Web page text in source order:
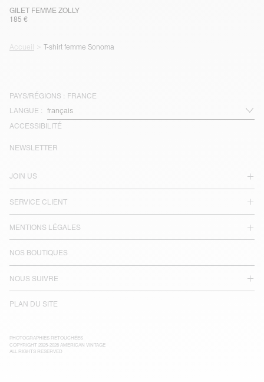
GILET FEMME ZOLLY
185 €
Accueil T-shirt femme Sonoma
PAYS/RÉGIONS : FRANCE
LANGUE :
ACCESSIBILITÉ
JOIN US
SERVICE CLIENT
MENTIONS LÉGALES
NOS BOUTIQUES
NOUS SUIVRE
PLAN DU SITE
NEWSLETTER
PHOTOGRAPHIES RETOUCHÉES
COPYRIGHT 2025-2026 AMERICAN VINTAGE
ALL RIGHTS RESERVED